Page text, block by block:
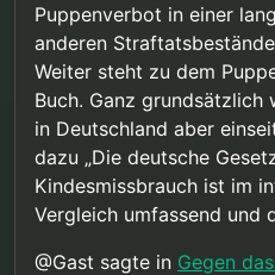
Puppenverbot in einer
anderen
Weiter steht zu dem
Buch. Ganz grundsätzlich
in Deutschland aber
dazu „Die deutsche
Kindesmissbrauch ist im
Vergleich umfassend und
@Gast sagte in Gegen